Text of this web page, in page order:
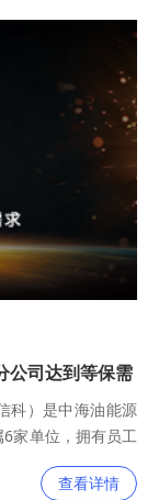
公司达到等保需
科）是中海油能源
家单位，拥有员工
年的发展，已经形
网、程控电话通讯
查看详情